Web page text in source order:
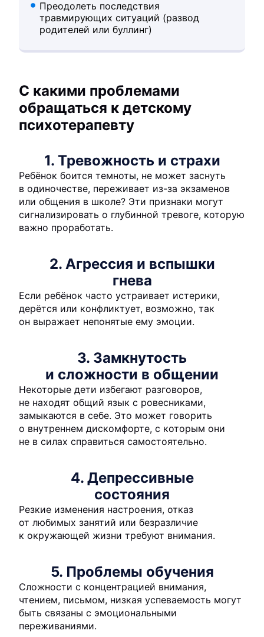
Преодолеть последствия
травмирующих ситуаций (развод
родителей или буллинг)
С какими проблемами
обращаться к детскому
психотерапевту
1. Тревожность и страхи
Ребёнок боится темноты, не может заснуть
в одиночестве, переживает из-за экзаменов
или общения в школе? Эти признаки могут
сигнализировать о глубинной тревоге, которую
важно проработать.
2. Агрессия и вспышки
гнева
Если ребёнок часто устраивает истерики,
дерётся или конфликтует, возможно, так
он выражает непонятые ему эмоции.
3. Замкнутость
и сложности в общении
Некоторые дети избегают разговоров,
не находят общий язык с ровесниками,
замыкаются в себе. Это может говорить
о внутреннем дискомфорте, с которым они
не в силах справиться самостоятельно.
4. Депрессивные
состояния
Резкие изменения настроения, отказ
от любимых занятий или безразличие
к окружающей жизни требуют внимания.
5. Проблемы обучения
Сложности с концентрацией внимания,
чтением, письмом, низкая успеваемость могут
быть связаны с эмоциональными
переживаниями.